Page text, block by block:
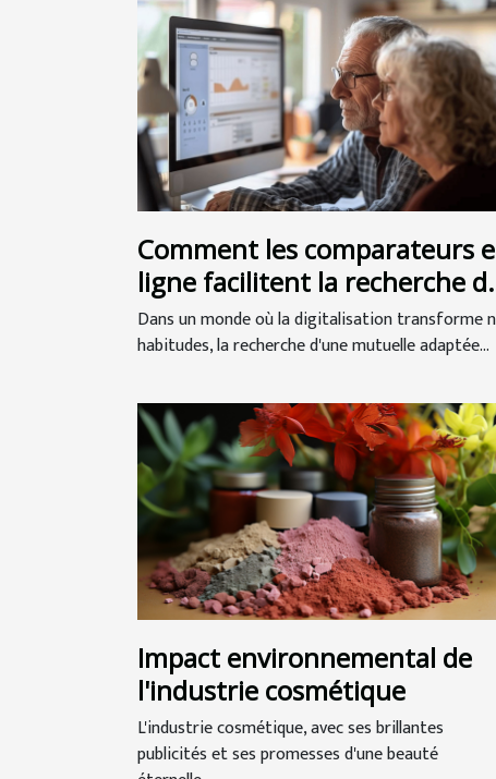
Comment les comparateurs
ligne facilitent la recherche
mutuelles seniors
Dans un monde où la digitalisation transforme
habitudes, la recherche d'une mutuelle adaptée...
Impact environnemental de
l'industrie cosmétique
L'industrie cosmétique, avec ses brillantes
publicités et ses promesses d'une beauté